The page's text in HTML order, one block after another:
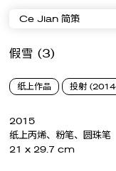
Ce Jian 简策
假雪 (3)
纸上作品 投射
2015
纸上丙烯、粉笔、圆珠笔
21 x 29.7 cm